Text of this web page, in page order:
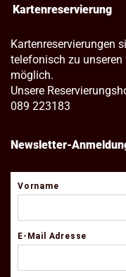
Kartenreservierung
Kartenreservierungen
telefonisch zu
möglich.
Unsere
089 223183
Newsletter-